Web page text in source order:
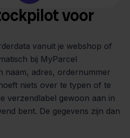
voor
vanuit je webshop of
bij MyParcel
naam, adres, ordernummer
niets over te typen of te
verzendlabel gewoon aan in
bent. De gegevens zijn dan